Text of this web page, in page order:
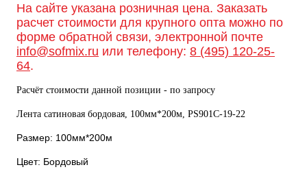
На сайте указана розничная цена. Заказать
расчет стоимости для крупного опта можно по
форме обратной связи, электронной почте
info@sofmix.ru или телефону: 8 (495) 120-25-
64.
Расчёт стоимости данной позиции - по запросу
Лента сатиновая бордовая, 100мм*200м, PS901С-19-22
Размер: 100мм*200м
Цвет: Бордовый